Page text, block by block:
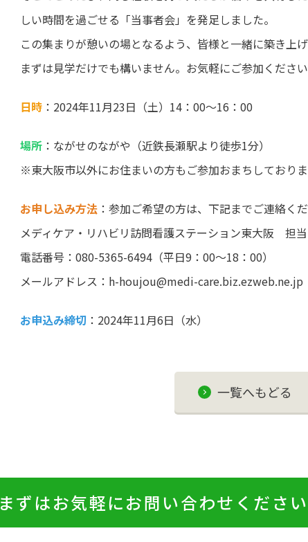
しい時間を過ごせる「当事者会」を発足しました。
この集まりが憩いの場となるよう、皆様と一緒に築き上
まずは見学だけでも構いません。お気軽にご参加くださ
日時：2024年11月23日（土）14：00～16：00
場所：ながせのながや（近鉄長瀬駅より徒歩1分）
※東大阪市以外にお住まいの方もご参加おまちしており
お申し込み方法：参加ご希望の方は、下記までご連絡く
メディケア・リハビリ訪問看護ステーション東大阪 担
電話番号：080-5365-6494（平日9：00～18：00）
メールアドレス：h-houjou@medi-care.biz.ezweb.ne.jp
お申込み締切：2024年11月6日（水）
一覧へもどる
まずはお気軽にお問い合わせください